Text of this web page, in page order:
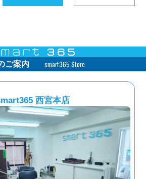
ご案内 smart365 Store
西宮本店